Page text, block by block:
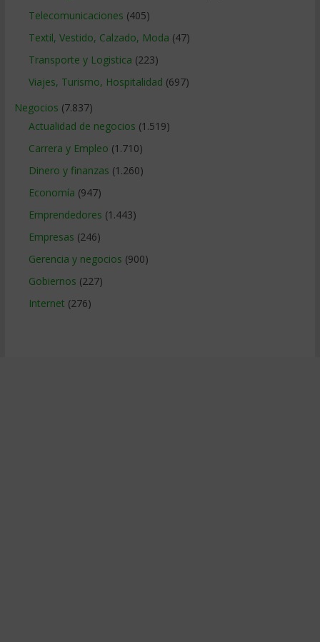
Telecomunicaciones (405)
Textil, Vestido, Calzado, Moda (47)
Transporte y Logistica (223)
Viajes, Turismo, Hospitalidad (697)
Negocios (7.837)
Actualidad de negocios (1.519)
Carrera y Empleo (1.710)
Dinero y finanzas (1.260)
Economía (947)
Emprendedores (1.443)
Empresas (246)
Gerencia y negocios (900)
Gobiernos (227)
Internet (276)